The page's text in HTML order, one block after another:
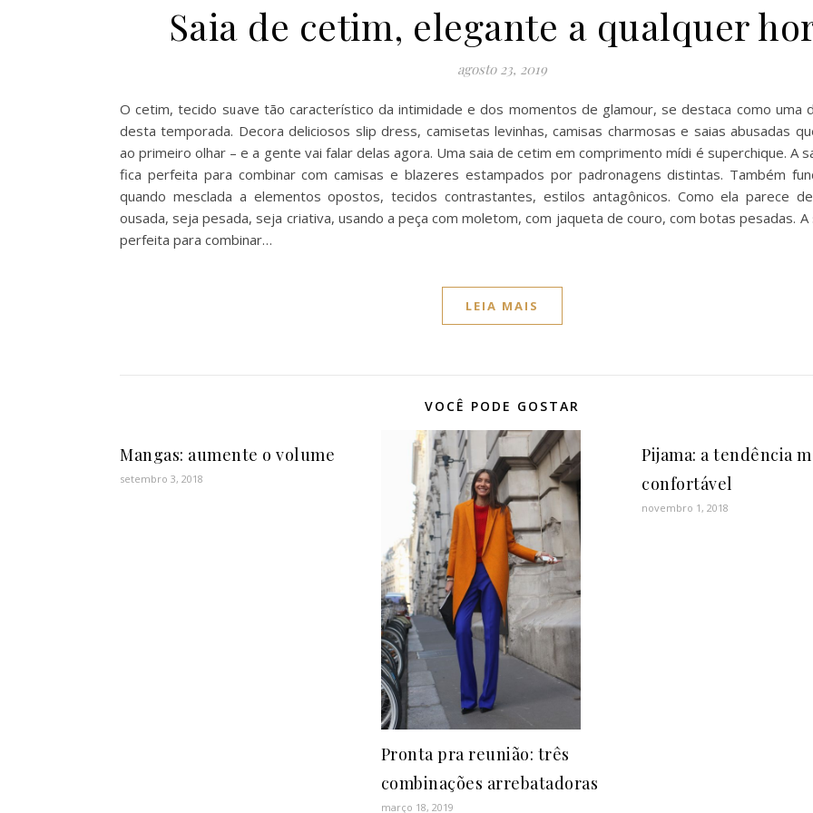
Saia de cetim, elegante a qualquer
agosto 23, 2019
O cetim, tecido suave tão característico da intimidade e dos momentos de glamour, se destaca como uma
desta temporada. Decora deliciosos slip dress, camisetas levinhas, camisas charmosas e saias abusadas
ao primeiro olhar – e a gente vai falar delas agora. Uma saia de cetim em comprimento mídi é superchique. A
fica perfeita para combinar com camisas e blazeres estampados por padronagens distintas. Também
quando mesclada a elementos opostos, tecidos contrastantes, estilos antagônicos. Como ela parece
ousada, seja pesada, seja criativa, usando a peça com moletom, com jaqueta de couro, com botas pesadas. A
perfeita para combinar…
LEIA MAIS
VOCÊ PODE GOSTAR
Mangas: aumente o volume
setembro 3, 2018
Pronta pra reunião: três
combinações arrebatadoras
março 18, 2019
Pijama: a tendência
confortável
novembro 1, 2018